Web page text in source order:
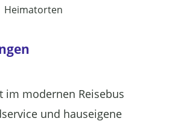
Heimatorten
im modernen Reisebus
und hauseigene